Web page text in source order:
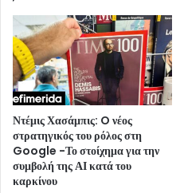
Ντέμις Χασάμπις: O νέος
στρατηγικός του ρόλος στη
Google -Το στοίχημα για την
συμβολή της ΑΙ κατά του
καρκίνου